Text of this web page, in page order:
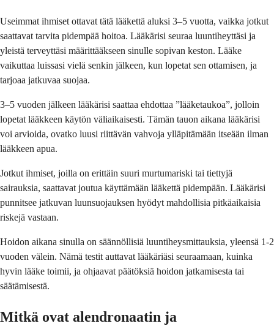
Useimmat ihmiset ottavat tätä lääkettä aluksi 3–5 vuotta, vaikka jotkut
saattavat tarvita pidempää hoitoa. Lääkärisi seuraa luuntiheyttäsi ja
yleistä terveyttäsi määrittääkseen sinulle sopivan keston. Lääke
vaikuttaa luissasi vielä senkin jälkeen, kun lopetat sen ottamisen, ja
tarjoaa jatkuvaa suojaa.
3–5 vuoden jälkeen lääkärisi saattaa ehdottaa ”lääketaukoa”, jolloin
lopetat lääkkeen käytön väliaikaisesti. Tämän tauon aikana lääkärisi
voi arvioida, ovatko luusi riittävän vahvoja ylläpitämään itseään ilman
lääkkeen apua.
Jotkut ihmiset, joilla on erittäin suuri murtumariski tai tiettyjä
sairauksia, saattavat joutua käyttämään lääkettä pidempään. Lääkärisi
punnitsee jatkuvan luunsuojauksen hyödyt mahdollisia pitkäaikaisia
riskejä vastaan.
Hoidon aikana sinulla on säännöllisiä luuntiheysmittauksia, yleensä 1-2
vuoden välein. Nämä testit auttavat lääkäriäsi seuraamaan, kuinka
hyvin lääke toimii, ja ohjaavat päätöksiä hoidon jatkamisesta tai
säätämisestä.
Mitkä ovat alendronaatin ja